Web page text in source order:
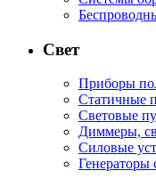
Свет
Приборы
Статичные
Световые
Диммеры,
Силовые
Генераторы